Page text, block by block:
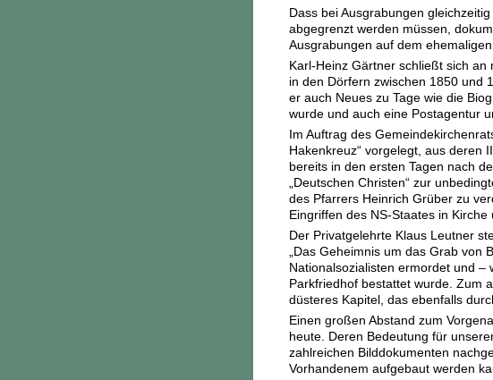
Dass bei Ausgrabungen
abgegrenzt werden müssen,
Ausgrabungen auf dem
Karl-Heinz Gärtner schließt sich an
in den Dörfern zwischen 1850 und
er auch Neues zu Tage wie die
wurde und auch eine Postagentur
Im Auftrag des
Hakenkreuz“ vorgelegt, aus deren
bereits in den ersten Tagen nach
„Deutschen Christen“ zur
des Pfarrers Heinrich Grüber zu
Eingriffen des NS-Staates in
Der Privatgelehrte Klaus Leutner
„Das Geheimnis um das Grab
Nationalsozialisten ermordet und
Parkfriedhof bestattet wurde. Zum
düsteres Kapitel, das ebenfalls
Einen großen Abstand zum
heute. Deren Bedeutung für
zahlreichen Bilddokumenten
Vorhandenem aufgebaut werden